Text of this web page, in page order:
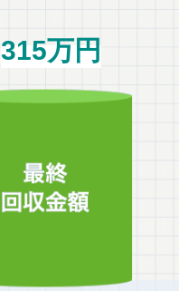
315万円